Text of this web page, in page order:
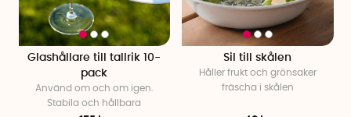
Glashållare till tallrik 10-
pack
Använd om och om igen.
Stabila och hållbara
Sil till skålen
Håller frukt och grönsaker
fräscha i skålen